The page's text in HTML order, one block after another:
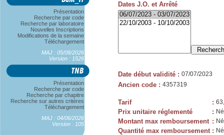
Présentation
Recherche par code
Recherche par laboratoire
Nouvelles Inscriptions
Modifications de la semaine
Téléchargement
MAJ : 05/08/2026
Version : 1526
Présentation
Recherche par code
Recherche par chapitre
Recherche sur autres critères
Téléchargement
MAJ : 04/06/2026
Version : 105
Dates J.O. et Arrêté
Date début validité : 07/07/2023
Ancien code : 4357319
Tarif :
Prix unitaire réglementé :
Montant max remboursement :
Quantité max remboursement :